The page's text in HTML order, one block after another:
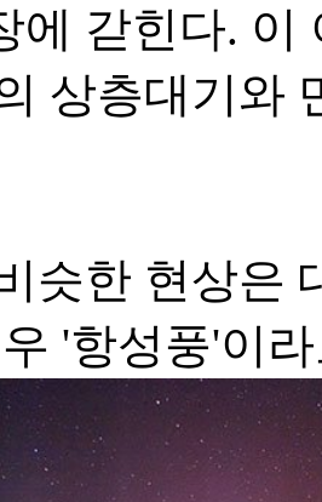
에 갇힌다. 이
상층대기와
슷한 현상은
'항성풍'이